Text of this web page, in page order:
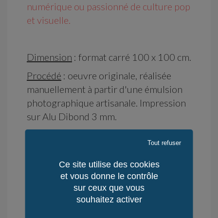
numérique ou passionné de culture pop
et visuelle.
Dimension : format carré 100 x 100 cm.
Procédé : oeuvre originale, réalisée
manuellement à partir d'une émulsion
photographique artisanale. Impression
sur Alu Dibond 3 mm.
Disponibilité : en stock
Délai d'Expédition : 7 jours
Ce site utilise des cookies
et vous donne le contrôle
sur ceux que vous
souhaitez activer
Tout refuser